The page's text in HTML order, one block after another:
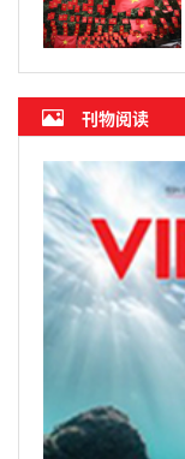
刊物阅读